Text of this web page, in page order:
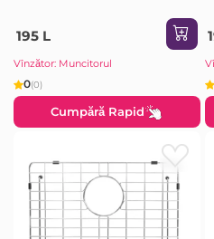
195 L
Vînzător: Muncitorul
0(0)
Cumpără Rapid